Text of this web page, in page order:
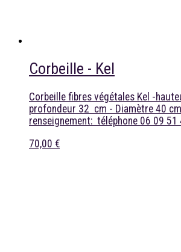
Corbeille - Kel
Corbeille fibres végétales Kel -
profondeur 32 cm - Diamètre 40
renseignement: téléphone 06 09 51
70,00 €